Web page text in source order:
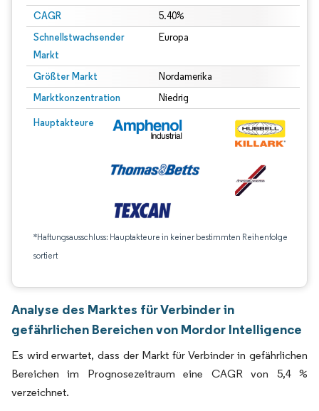
CAGR 5.40%
Schnellstwachsender
Markt
Europa
Größter Markt Nordamerika
Marktkonzentration Niedrig
Hauptakteure
*Haftungsausschluss: Hauptakteure in keiner bestimmten Reihenfolge
sortiert
Analyse des Marktes für Verbinder in
gefährlichen Bereichen von Mordor Intelligence
Es wird erwartet, dass der Markt für Verbinder in gefährlichen
Bereichen im Prognosezeitraum eine CAGR von 5,4 %
verzeichnet.